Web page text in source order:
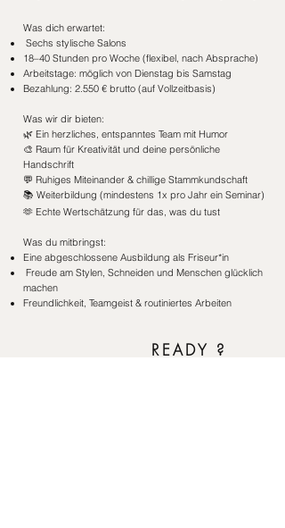
Was dich erwartet:
Sechs stylische Salons
18–40 Stunden pro Woche (flexibel, nach Absprache)
Arbeitstage: möglich von Dienstag bis Samstag
Bezahlung: 2.550 € brutto (auf Vollzeitbasis)
Was wir dir bieten:
🌿 Ein herzliches, entspanntes Team mit Humor
🎨 Raum für Kreativität und deine persönliche
Handschrift
💬 Ruhiges Miteinander & chillige Stammkundschaft
📚 Weiterbildung (mindestens 1x pro Jahr ein Seminar)
🫶 Echte Wertschätzung für das, was du tust
Was du mitbringst:
Eine abgeschlossene Ausbildung als Friseur*in
Freude am Stylen, Schneiden und Menschen glücklich
machen
Freundlichkeit, Teamgeist & routiniertes Arbeiten
READY ?